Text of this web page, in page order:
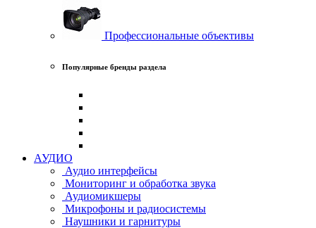
Профессиональные объективы
Популярные бренды раздела
АУДИО
Аудио интерфейсы
Мониторинг и обработка звука
Аудиомикшеры
Микрофоны и радиосистемы
Наушники и гарнитуры